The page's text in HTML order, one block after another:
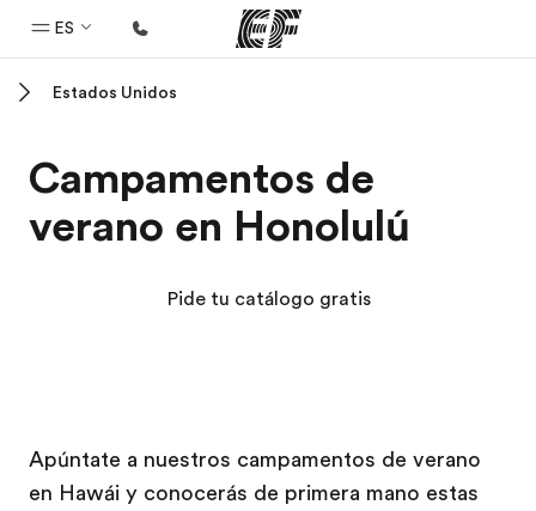
ES
Programas
Ver todo lo que hacemos
Trabajos
Únete al equipo
Estados Unidos
Campamentos de
verano en Honolulú
Pide tu catálogo gratis
Apúntate a nuestros campamentos de verano
en Hawái y conocerás de primera mano estas